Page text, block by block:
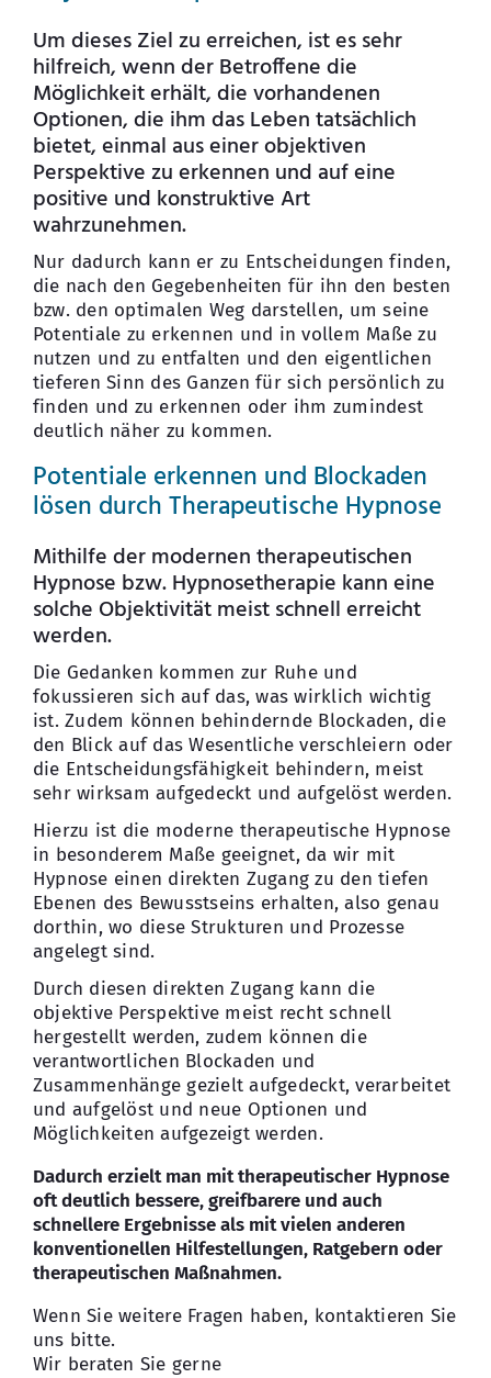
Um dieses Ziel zu erreichen, ist es sehr
hilfreich, wenn der Betroffene die
Möglichkeit erhält, die vorhandenen
Optionen, die ihm das Leben tatsächlich
bietet, einmal aus einer objektiven
Perspektive zu erkennen und auf eine
positive und konstruktive Art
wahrzunehmen.
Nur dadurch kann er zu Entscheidungen finden,
die nach den Gegebenheiten für ihn den besten
bzw. den optimalen Weg darstellen, um seine
Potentiale zu erkennen und in vollem Maße zu
nutzen und zu entfalten und den eigentlichen
tieferen Sinn des Ganzen für sich persönlich zu
finden und zu erkennen oder ihm zumindest
deutlich näher zu kommen.
Potentiale erkennen und Blockaden
lösen durch Therapeutische Hypnose
Mithilfe der modernen therapeutischen
Hypnose bzw. Hypnosetherapie kann eine
solche Objektivität meist schnell erreicht
werden.
Die Gedanken kommen zur Ruhe und
fokussieren sich auf das, was wirklich wichtig
ist. Zudem können behindernde Blockaden, die
den Blick auf das Wesentliche verschleiern oder
die Entscheidungsfähigkeit behindern, meist
sehr wirksam aufgedeckt und aufgelöst werden.
Hierzu ist die moderne therapeutische Hypnose
in besonderem Maße geeignet, da wir mit
Hypnose einen direkten Zugang zu den tiefen
Ebenen des Bewusstseins erhalten, also genau
dorthin, wo diese Strukturen und Prozesse
angelegt sind.
Durch diesen direkten Zugang kann die
objektive Perspektive meist recht schnell
hergestellt werden, zudem können die
verantwortlichen Blockaden und
Zusammenhänge gezielt aufgedeckt, verarbeitet
und aufgelöst und neue Optionen und
Möglichkeiten aufgezeigt werden.
Dadurch erzielt man mit therapeutischer Hypnose
oft deutlich bessere, greifbarere und auch
schnellere Ergebnisse als mit vielen anderen
konventionellen Hilfestellungen, Ratgebern oder
therapeutischen Maßnahmen.
Wenn Sie weitere Fragen haben, kontaktieren Sie
uns bitte.
Wir beraten Sie gerne